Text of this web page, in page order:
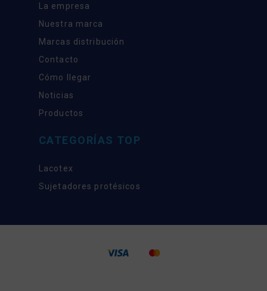
La empresa
Nuestra marca
Marcas distribución
Contacto
Cómo llegar
Noticias
Productos
CATEGORÍAS TOP
Lacotex
Sujetadores protésicos